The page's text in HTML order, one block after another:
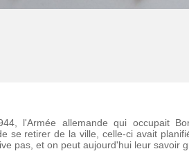
l'Armée allemande qui occupait
se retirer de la ville, celle-ci avait
pas, et on peut aujourd'hui leur savoir